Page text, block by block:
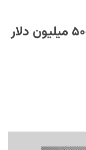
پاکسازی محتوای سالانه ۵۰۰ میلیون دلار